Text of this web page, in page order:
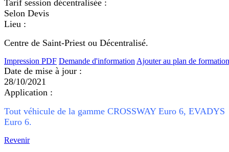
Tarif session décentralisée :
Selon Devis
Lieu :
Centre de Saint-Priest ou Décentralisé.
Impression PDF Demande d'information Ajouter au plan de formation
Date de mise à jour :
28/10/2021
Application :
Tout véhicule de la gamme CROSSWAY Euro 6, EVADYS
Euro 6.
Revenir